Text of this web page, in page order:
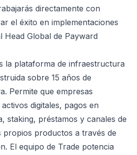
directamente con
el éxito en implementaciones
Head Global de Payward
la plataforma de infraestructura
sobre 15 años de
Permite que empresas
digitales, pagos en
staking, préstamos y canales de
propios productos a través de
El equipo de Trade potencia